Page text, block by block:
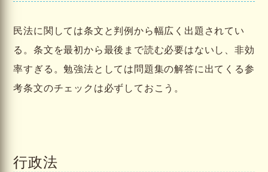
民法に関しては条文と判例から幅広く出題されてい
る。条文を最初から最後まで読む必要はないし、非効
率すぎる。勉強法としては問題集の解答に出てくる参
考条文のチェックは必ずしておこう。
行政法